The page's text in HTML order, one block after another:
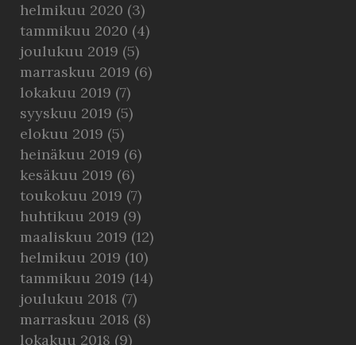
helmikuu 2020 (3)
tammikuu 2020 (4)
joulukuu 2019 (5)
marraskuu 2019 (6)
lokakuu 2019 (7)
syyskuu 2019 (5)
elokuu 2019 (5)
heinäkuu 2019 (6)
kesäkuu 2019 (6)
toukokuu 2019 (7)
huhtikuu 2019 (9)
maaliskuu 2019 (12)
helmikuu 2019 (10)
tammikuu 2019 (14)
joulukuu 2018 (7)
marraskuu 2018 (8)
lokakuu 2018 (9)